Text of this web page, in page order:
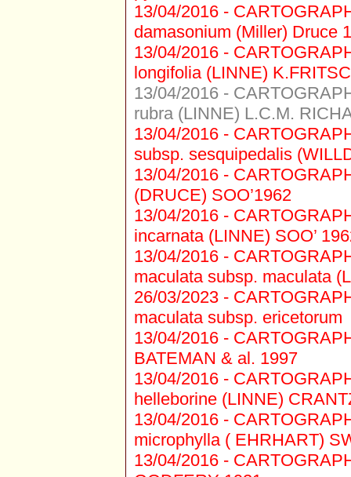
13/04/2016 -
damasonium (Miller) Druce
13/04/2016 -
longifolia (LINNE)
13/04/2016 -
rubra (LINNE) L.C.M.
13/04/2016 -
subsp. sesquipedalis
13/04/2016 -
(DRUCE) SOO’1962
13/04/2016 -
incarnata (LINNE) SOO’
13/04/2016 -
maculata subsp. maculata
26/03/2023 -
maculata subsp. ericetorum
13/04/2016 -
BATEMAN & al. 1997
13/04/2016 -
helleborine (LINNE)
13/04/2016 -
microphylla ( EHRHART)
13/04/2016 -